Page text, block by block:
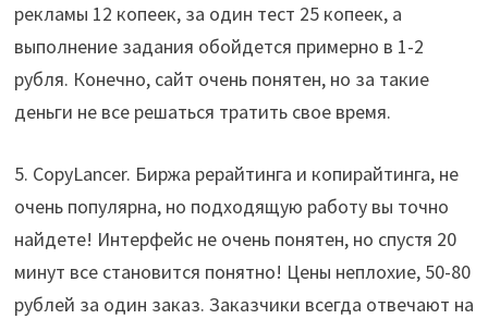
рекламы 12 копеек, за один тест 25 копеек, а
выполнение задания обойдется примерно в 1-2
рубля. Конечно, сайт очень понятен, но за такие
деньги не все решаться тратить свое время.
5. CopyLancer. Биржа рерайтинга и копирайтинга, не
очень популярна, но подходящую работу вы точно
найдете! Интерфейс не очень понятен, но спустя 20
минут все становится понятно! Цены неплохие, 50-80
рублей за один заказ. Заказчики всегда отвечают на